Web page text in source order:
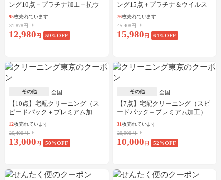
ング10点＋プラチナ加工＋抗ウ
イルス加工
95枚売れています
31,878円
12,980 円 59%OFF
ング15点＋プラチナ＆ウイルス
加工
76枚売れています
45,408円
15,980 円 64%OFF
その他 全国
【10点】宅配クリーニング（ス
ピードパック＋プレミアム加
工）
12枚売れています
26,400円
13,000 円 50%OFF
その他 全国
【7点】宅配クリーニング（スピ
ードパック＋プレミアム加工）
31枚売れています
20,900円
10,000 円 52%OFF